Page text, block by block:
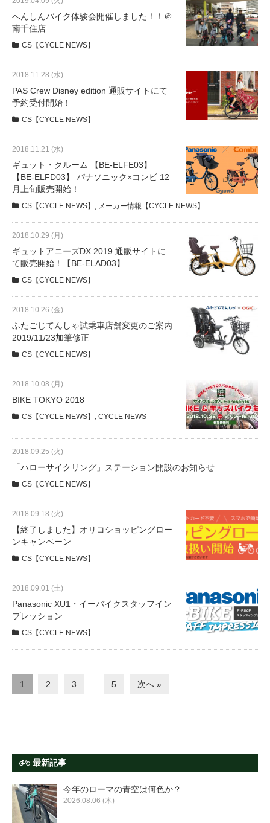
へんしんバイク体験会開催しました！！＠
南千住店
CS【CYCLE NEWS】
2018.11.28 (水)
PAS Crew Disney edition 通販サイトにて
予約受付開始！
CS【CYCLE NEWS】
2018.11.21 (水)
ギュット・クルーム 【BE-ELFE03】
【BE-ELFD03】 パナソニック×コンビ 12
月上旬販売開始！
CS【CYCLE NEWS】 メーカー情報【CYCLE NEWS】
2018.10.29 (月)
ギュットアニーズDX 2019 通販サイトに
て販売開始！【BE-ELAD03】
CS【CYCLE NEWS】
2018.10.26 (金)
ふたごじてんしゃ試乗車店舗変更のご案内
2019/11/23加筆修正
CS【CYCLE NEWS】
2018.10.08 (月)
BIKE TOKYO 2018
CS【CYCLE NEWS】 CYCLE NEWS
2018.09.25 (火)
「ハローサイクリング」ステーション開設のお知らせ
CS【CYCLE NEWS】
2018.09.18 (火)
【終了しました】オリコショッピングロー
ンキャンペーン
CS【CYCLE NEWS】
2018.09.01 (土)
Panasonic XU1・イーバイクスタッフイン
プレッション
CS【CYCLE NEWS】
1 2 3 5 次へ »
最新記事
今年のローマの青空は何色か？
2026.08.06 (木)